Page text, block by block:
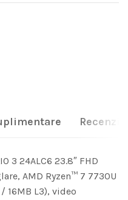
Recenzii
3 24ALC6 23.8″ FHD
AMD Ryzen™ 7 7730U
16MB L3), video